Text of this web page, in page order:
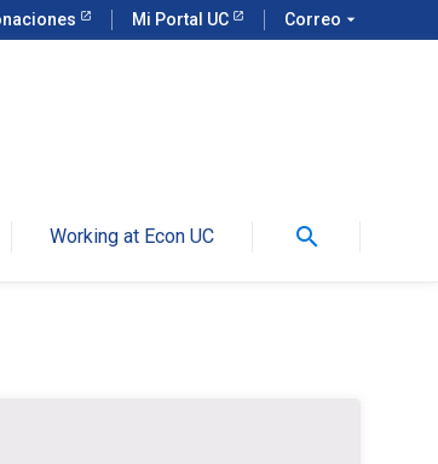
Mi Portal UC Correo arrow_drop_down
Working at Econ UC search